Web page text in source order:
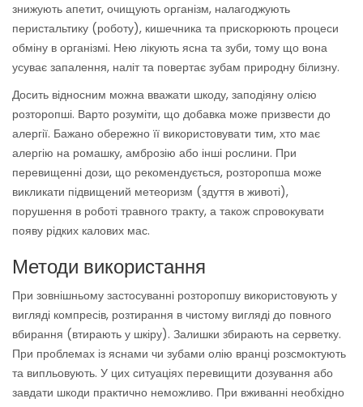
знижують апетит, очищують організм, налагоджують
перистальтику (роботу), кишечника та прискорюють процеси
обміну в організмі. Нею лікують ясна та зуби, тому що вона
усуває запалення, наліт та повертає зубам природну білизну.
Досить відносним можна вважати шкоду, заподіяну олією
розторопші. Варто розуміти, що добавка може призвести до
алергії. Бажано обережно її використовувати тим, хто має
алергію на ромашку, амброзію або інші рослини. При
перевищенні дози, що рекомендується, розторопша може
викликати підвищений метеоризм (здуття в животі),
порушення в роботі травного тракту, а також спровокувати
появу рідких калових мас.
Методи використання
При зовнішньому застосуванні розторопшу використовують у
вигляді компресів, розтирання в чистому вигляді до повного
вбирання (втирають у шкіру). Залишки збирають на серветку.
При проблемах із яснами чи зубами олію вранці розсмоктують
та випльовують. У цих ситуаціях перевищити дозування або
завдати шкоди практично неможливо. При вживанні необхідно